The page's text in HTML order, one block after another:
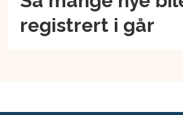
registrert i går